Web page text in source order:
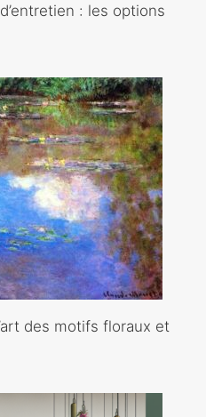
: les options
des motifs floraux et